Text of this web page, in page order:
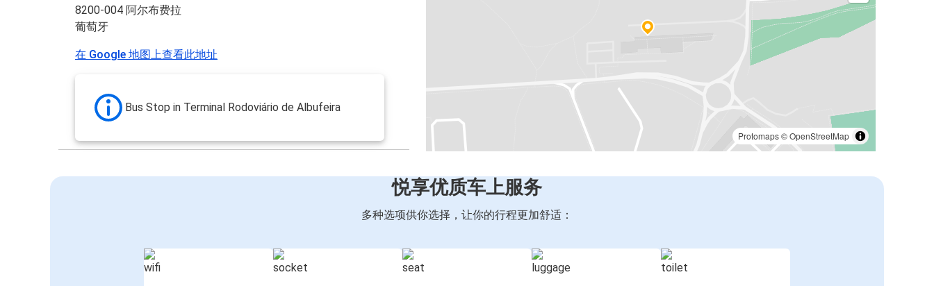
Protomaps©OpenStreetMap
8200-004 阿尔布费拉
葡萄牙
在 Google 地图上查看此地址
Bus Stop in Terminal Rodoviário de Albufeira
悦享优质车上服务
多种选项供你选择，让你的行程更加舒适：